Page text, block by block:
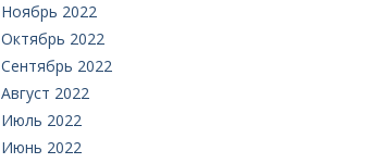
Ноябрь 2022
Октябрь 2022
Сентябрь 2022
Август 2022
Июль 2022
Июнь 2022